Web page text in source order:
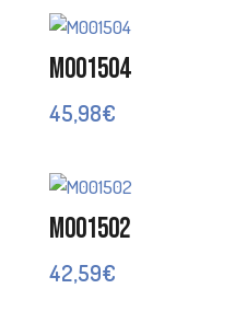
M001504
45,98€
M001502
42,59€